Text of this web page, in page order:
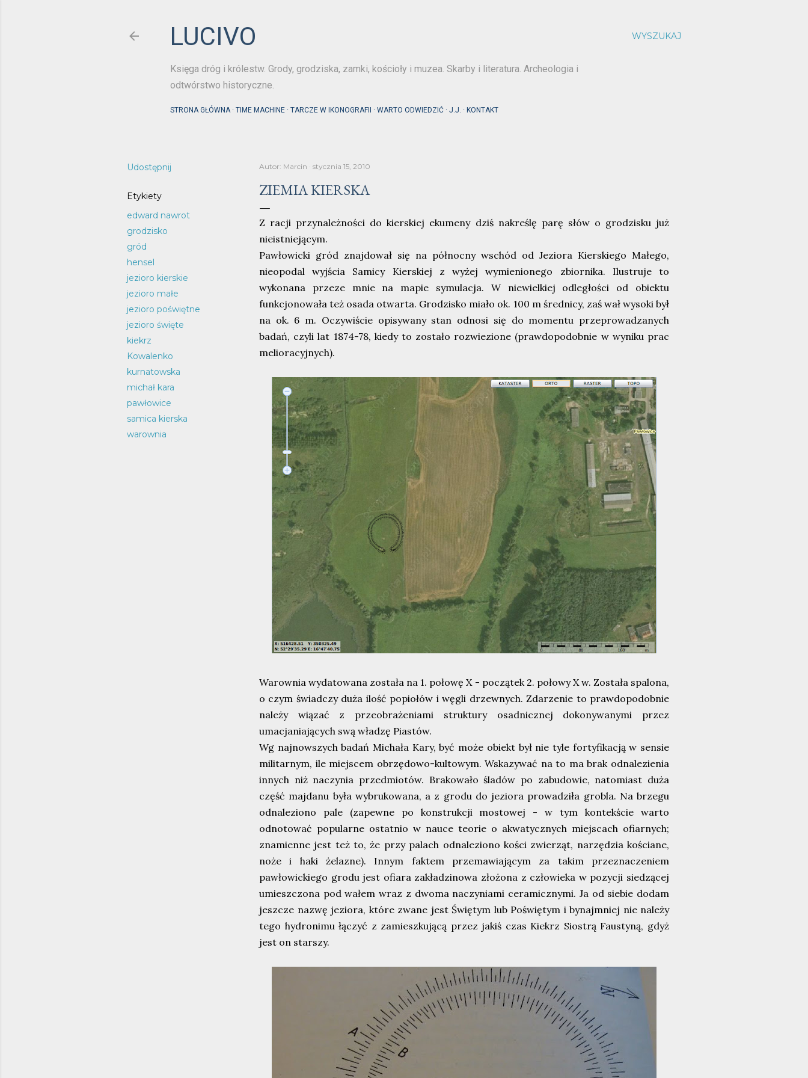
WYSZUKAJ
LUCIVO
Księga dróg i królestw. Grody, grodziska, zamki, kościoły i muzea. Skarby i literatura. Archeologia i
odtwórstwo historyczne.
STRONA GŁÓWNA TIME MACHINE TARCZE W IKONOGRAFII WARTO ODWIEDZIĆ J.J. KONTAKT
Udostępnij
Etykiety
edward nawrot
grodzisko
gród
hensel
jezioro kierskie
jezioro małe
jezioro poświętne
jezioro święte
kiekrz
Kowalenko
kurnatowska
michał kara
pawłowice
samica kierska
warownia
Autor: Marcin stycznia 15, 2010
ZIEMIA KIERSKA
Z racji przynależności do kierskiej ekumeny dziś nakreślę parę słów o grodzisku już
nieistniejącym.
Pawłowicki gród znajdował się na północny wschód od Jeziora Kierskiego Małego,
nieopodal wyjścia Samicy Kierskiej z wyżej wymienionego zbiornika. Ilustruje to
wykonana przeze mnie na mapie symulacja. W niewielkiej odległości od obiektu
funkcjonowała też osada otwarta. Grodzisko miało ok. 100 m średnicy, zaś wał wysoki był
na ok. 6 m. Oczywiście opisywany stan odnosi się do momentu przeprowadzanych
badań, czyli lat 1874-78, kiedy to zostało rozwiezione (prawdopodobnie w wyniku prac
melioracyjnych).
Warownia wydatowana została na 1. połowę X - początek 2. połowy X w. Została spalona,
o czym świadczy duża ilość popiołów i węgli drzewnych. Zdarzenie to prawdopodobnie
należy wiązać z przeobrażeniami struktury osadnicznej dokonywanymi przez
umacjaniających swą władzę Piastów.
Wg najnowszych badań Michała Kary, być może obiekt był nie tyle fortyfikacją w sensie
militarnym, ile miejscem obrzędowo-kultowym. Wskazywać na to ma brak odnalezienia
innych niż naczynia przedmiotów. Brakowało śladów po zabudowie, natomiast duża
część majdanu była wybrukowana, a z grodu do jeziora prowadziła grobla. Na brzegu
odnaleziono pale (zapewne po konstrukcji mostowej - w tym kontekście warto
odnotować popularne ostatnio w nauce teorie o akwatycznych miejscach ofiarnych;
znamienne jest też to, że przy palach odnaleziono kości zwierząt, narzędzia kościane,
noże i haki żelazne). Innym faktem przemawiającym za takim przeznaczeniem
pawłowickiego grodu jest ofiara zakładzinowa złożona z człowieka w pozycji siedzącej
umieszczona pod wałem wraz z dwoma naczyniami ceramicznymi. Ja od siebie dodam
jeszcze nazwę jeziora, które zwane jest Świętym lub Poświętym i bynajmniej nie należy
tego hydronimu łączyć z zamieszkującą przez jakiś czas Kiekrz Siostrą Faustyną, gdyż
jest on starszy.